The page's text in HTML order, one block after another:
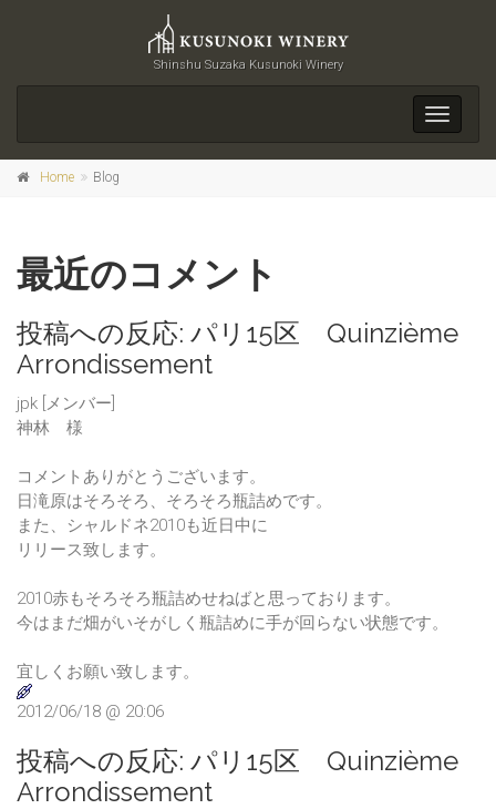
Shinshu Suzaka Kusunoki Winery
Toggle
Home Blog
最近のコメント
投稿への反応: パリ15区 Quinzième
Arrondissement
jpk [メンバー]
神林 様
コメントありがとうございます。
日滝原はそろそろ、そろそろ瓶詰めです。
また、シャルドネ2010も近日中に
リリース致します。
2010赤もそろそろ瓶詰めせねばと思っております。
今はまだ畑がいそがしく瓶詰めに手が回らない状態です。
宜しくお願い致します。
2012/06/18 @ 20:06
投稿への反応: パリ15区 Quinzième
Arrondissement